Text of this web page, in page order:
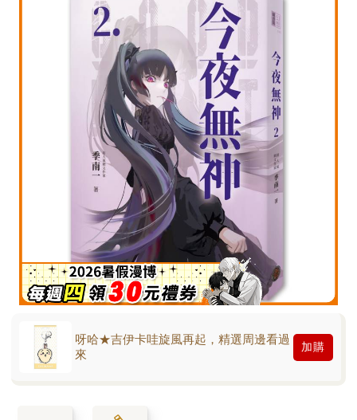
呀哈★吉伊卡哇旋風再起，精選周邊看過
來
加購